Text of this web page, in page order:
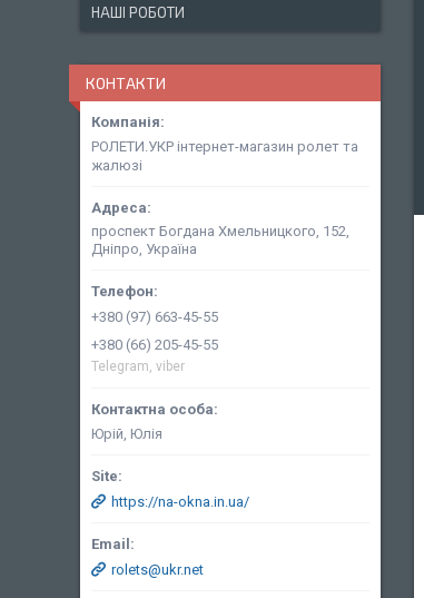
НАШІ РОБОТИ
КОНТАКТИ
РОЛЕТИ.УКР інтернет-магазин ролет та
жалюзі
проспект Богдана Хмельницкого, 152,
Дніпро, Україна
+380 (97) 663-45-55
+380 (66) 205-45-55
Telegram, viber
Юрій, Юлія
https://na-okna.in.ua/
rolets@ukr.net